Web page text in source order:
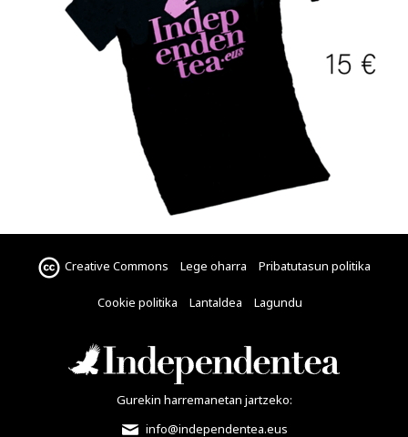
Creative Commons Lege oharra Pribatutasun politika
Cookie politika Lantaldea Lagundu
Gurekin harremanetan jartzeko:
info@independentea.eus